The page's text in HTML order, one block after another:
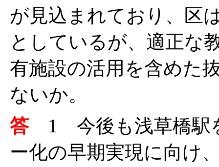
が見込まれており、区
としているが、適正な
有施設の活用を含めた
ないか。
答 1 今後も浅草橋駅
ー化の早期実現に向け